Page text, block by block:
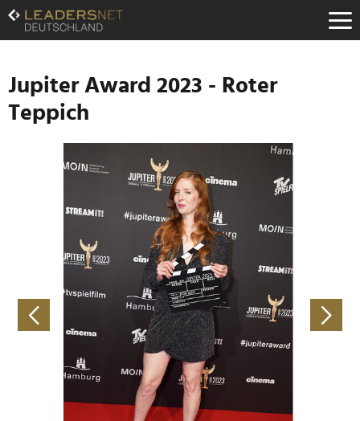
Zum
Inhalt
Zur
Navigation
Zur
Hauptnavigation
Jupiter Award 2023 - Roter
Teppich